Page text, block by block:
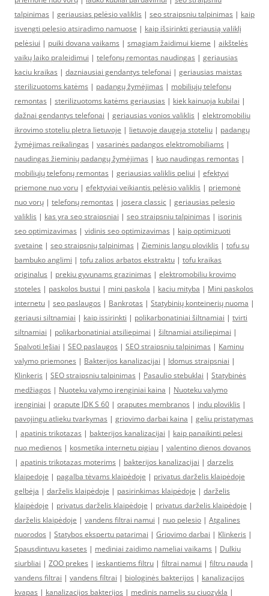
talpinimas | geriausias pelėsio valiklis | seo straipsniu talpinimas | kaip
isvengti pelesio atsiradimo namuose | kaip išsirinkti geriausią valiklį
pelėsiui | puiki dovana vaikams | smagiam žaidimui kieme | aikštelės
vaikų laiko praleidimui | telefonų remontas naudingas | geriausias
kaciu kraikas | dazniausiai gendantys telefonai | geriausias maistas
sterilizuotoms katėms | padangų žymėjimas | mobiliųjų telefonų
remontas | sterilizuotoms katėms geriausias | kiek kainuoja kubilai |
dažnai gendantys telefonai | geriausias vonios valiklis | elektromobiliu
ikrovimo stoteliu pletra lietuvoje | lietuvoje daugeja stoteliu | padangų
žymėjimas reikalingas | vasarinės padangos elektromobiliams |
naudingas žieminių padangų žymėjimas | kuo naudingas remontas |
mobiliųjų telefonų remontas | geriausias valiklis peliui | efektyvi
priemone nuo voru | efektyviai veikiantis pelėsio valiklis | priemonė
nuo vorų | telefonų remontas | josera classic | geriausias pelesio
valiklis | kas yra seo straipsniai | seo straipsniu talpinimas | isorinis
seo optimizavimas | vidinis seo optimizavimas | kaip optimizuoti
svetaine | seo straipsnių talpinimas | Zieminis langu ploviklis | tofu su
bambuko anglimi | tofu zalios arbatos ekstraktu | tofu kraikas
originalus | prekiu gyvunams grazinimas | elektromobiliu krovimo
stoteles | paskolos bustui | mini paskola | kaciu mityba | Mini paskolos
internetu | seo paslaugos | Bankrotas | Statybinių konteinerių nuoma |
geriausi siltnamiai | kaip issirinkti | polikarbonatiniai šiltnamiai | tvirti
siltnamiai | polikarbonatiniai atsiliepimai | šiltnamiai atsiliepimai |
Spalvoti lęšiai | SEO paslaugos | SEO straipsniu talpinimas | Kaminu
valymo priemones | Bakterijos kanalizacijai | Idomus straipsniai |
Klinkeris | SEO straipsniu talpinimas | Pasaulio stebuklai | Statybinės
medžiagos | Nuoteku valymo irenginiai kaina | Nuoteku valymo
irenginiai | orapute JDK S 60 | oraputes membranos | indu ploviklis |
pavojingu atlieku tvarkymas | griovimo darbai kaina | geliu pristatymas
| apatinis trikotazas | bakterijos kanalizacijai | kaip panaikinti pelesi
nuo medienos | kosmetika internetu pigiau | valentino dienos dovanos
| apatinis trikotazas moterims | bakterijos kanalizacijai | darzelis
klaipedoje | pagalba tėvams klaipėdoje | privatus darželis klaipėdoje
gelbėja | darželis klaipėdoje | pasirinkimas klaipėdoje | darželis
klaipėdoje | privatus darželis klaipėdoje | privatus darželis klaipėdoje |
darželis klaipėdoje | vandens filtrai namui | nuo pelesio | Atgalines
nuorodos | Statybos ekspertu patarimai | Griovimo darbai | Klinkeris |
Spausdintuvu kasetes | mediniai zaidimo nameliai vaikams | Dulkiu
siurbliai | ZOO prekes | ieskantiems filtru | filtrai namui | filtru nauda |
vandens filtrai | vandens filtrai | biologinės bakterijos | kanalizacijos
kvapas | kanalizacijos bakterijos | medinis namelis su ciuozykla |